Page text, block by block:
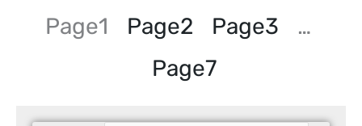
Page1 Page2 Page3
…
Page7